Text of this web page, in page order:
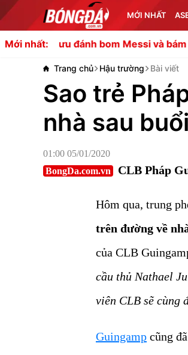
MỚI NHẤT
Mới nhất:
đánh bom Messi và bám đuôi Ronaldo
Trang chủ Hậu trường Bài viết
Sao trẻ
nhà sau
01:00 05/01/2020
BongDa.com.vn
CLB Pháp
Hôm qua, trung
trên đường về
của CLB
cầu thủ Nathael
viên CLB sẽ cùng
Guingamp cũng